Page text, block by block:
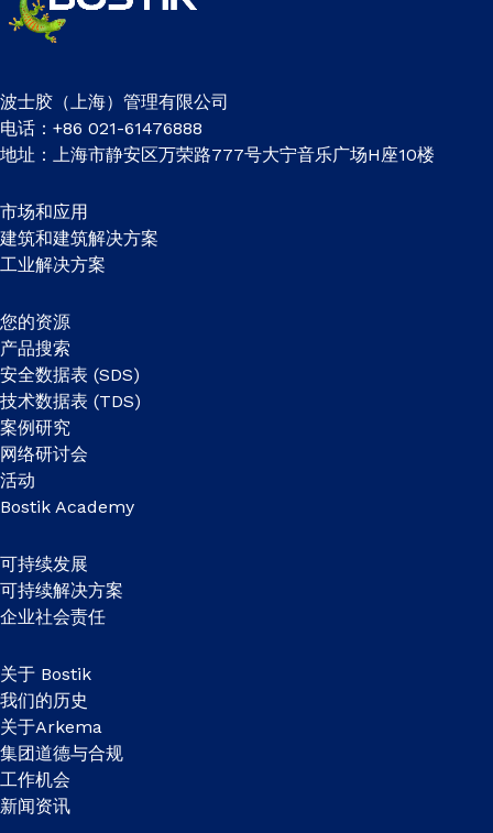
波士胶（上海）管理有限公司
电话：+86 021-61476888
地址：上海市静安区万荣路777号大宁音乐广场H座10楼
市场和应用
建筑和建筑解决方案
工业解决方案
您的资源
产品搜索
安全数据表 (SDS)
技术数据表 (TDS)
案例研究
网络研讨会
活动
Bostik Academy
可持续发展
可持续解决方案
企业社会责任
关于 Bostik
我们的历史
关于Arkema
集团道德与合规
工作机会
新闻资讯